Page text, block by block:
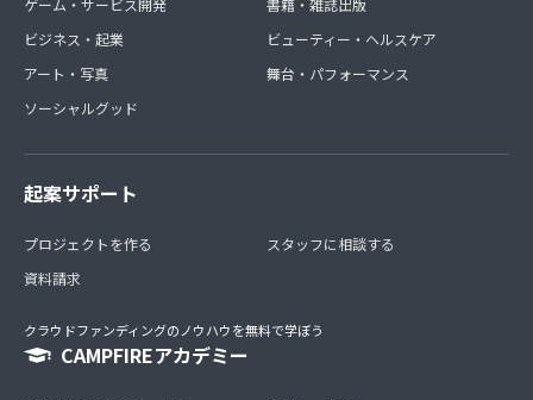
ゲーム・サービス開発
ビジネス・起業
アート・写真
ソーシャルグッド
書籍・雑誌出版
ビューティー・ヘルスケア
舞台・パフォーマンス
起案サポート
プロジェクトを作る
資料請求
スタッフに相談する
クラウドファンディングのノウハウを無料で学ぼう
CAMPFIREアカデミー